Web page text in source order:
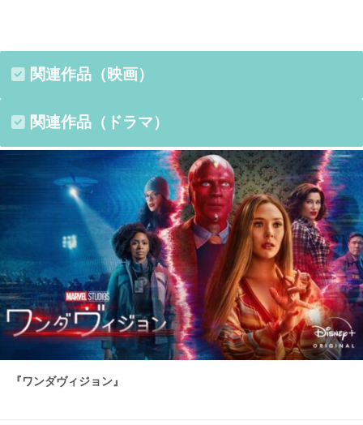
関連作品（映画）
関連作品（ドラマ）
『ワンダヴィジョン』